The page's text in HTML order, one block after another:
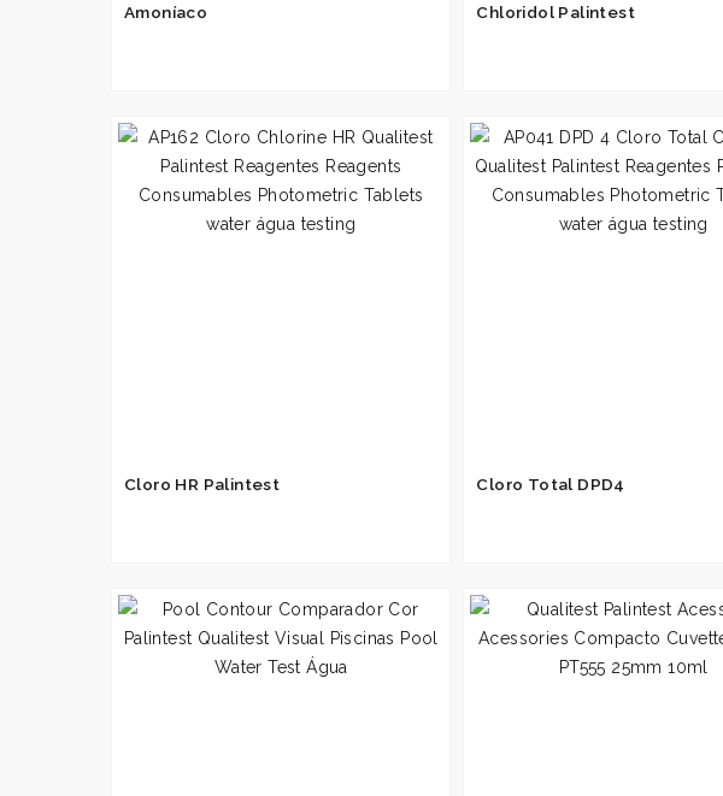
Amoníaco Chloridol Palintest
Cloro HR Palintest Cloro Total DPD4